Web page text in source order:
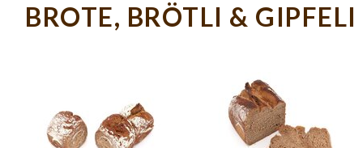
BROTE, BRÖTLI & GIPFELI